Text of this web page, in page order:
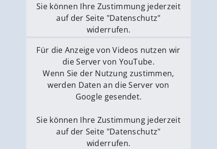
Sie können Ihre Zustimmung jederzeit
auf der Seite "Datenschutz"
widerrufen.
Externe Medien erlauben
Für die Anzeige von Videos nutzen wir
die Server von YouTube.
Wenn Sie der Nutzung zustimmen,
werden Daten an die Server von
Google gesendet.
Sie können Ihre Zustimmung jederzeit
auf der Seite "Datenschutz"
widerrufen.